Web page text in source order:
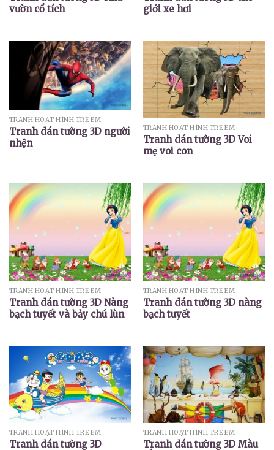
vườn cổ tích
giới xe hơi
TRANH HOẠT HÌNH TRẺ EM
Tranh dán tường 3D người
nhện
TRANH HOẠT HÌNH TRẺ EM
Tranh dán tường 3D Voi
mẹ voi con
TRANH HOẠT HÌNH TRẺ EM
Tranh dán tường 3D Nàng
bạch tuyết và bảy chú lùn
TRANH HOẠT HÌNH TRẺ EM
Tranh dán tường 3D nàng
bạch tuyết
TRANH HOẠT HÌNH TRẺ EM
Tranh dán tường 3D
TRANH HOẠT HÌNH TRẺ EM
Tranh dán tường 3D Màu